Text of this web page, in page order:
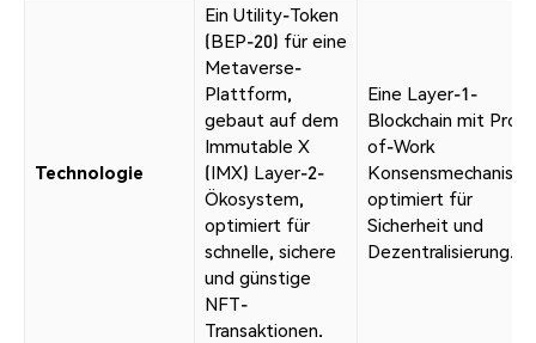
Technologie
Ein Utility-Token
(BEP-20) für eine
Metaverse-
Plattform,
gebaut auf dem
Immutable X
(IMX) Layer-2-
Ökosystem,
optimiert für
schnelle, sichere
und günstige
NFT-
Transaktionen.
Eine Layer-1-
Blockchain mit
of-Work
optimiert für
Sicherheit und
Dezentralisierung.